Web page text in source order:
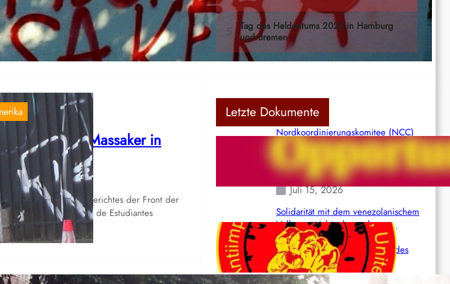
portugiesische Übersetzung des Berichts
Massaker in der BRD und
olympische Massaker in
Übersetzung des Berichtes der Front der
des Volkes (Frente de Estudiantes
Letzte Dokumente
Nordkoordinierungskomitee (NCC)
der Kommunistischen Partei Indiens
(Maoistisch): Postmoderner
Opportunismus
Juli 15, 2026
Solidarität mit dem venezolanischem
Volk angesichts der verlorenen
Leben und der katastrophalen
Situation durch die Erdbeben des
24. Juni!